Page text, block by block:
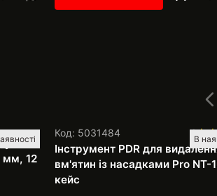
мм, 12
В
Код: 5031484 1
Інструмент PDR для
вм'ятин із насадками Pro NT-
кейс